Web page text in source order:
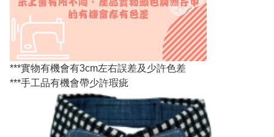
***實物有機會有3cm左右誤差及少許色差
***手工品有機會帶少許瑕疵